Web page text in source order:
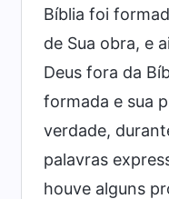
Bíblia foi
de Sua obra, e
Deus fora da
formada e sua
verdade,
palavras
houve alguns